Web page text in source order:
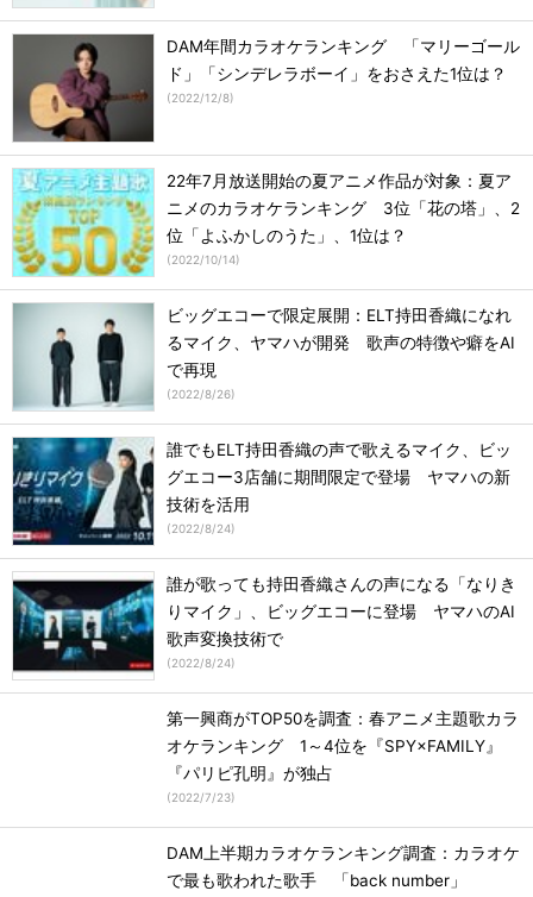
DAM年間カラオケランキング 「マリーゴール
ド」「シンデレラボーイ」をおさえた1位は？
(2022/12/8)
22年7月放送開始の夏アニメ作品が対象：夏ア
ニメのカラオケランキング 3位「花の塔」、2
位「よふかしのうた」、1位は？
(2022/10/14)
ビッグエコーで限定展開：ELT持田香織になれ
るマイク、ヤマハが開発 歌声の特徴や癖をAI
で再現
(2022/8/26)
誰でもELT持田香織の声で歌えるマイク、ビッ
グエコー3店舗に期間限定で登場 ヤマハの新
技術を活用
(2022/8/24)
誰が歌っても持田香織さんの声になる「なりき
りマイク」、ビッグエコーに登場 ヤマハのAI
歌声変換技術で
(2022/8/24)
第一興商がTOP50を調査：春アニメ主題歌カラ
オケランキング 1～4位を『SPY×FAMILY』
『パリピ孔明』が独占
(2022/7/23)
DAM上半期カラオケランキング調査：カラオケ
で最も歌われた歌手 「back number」